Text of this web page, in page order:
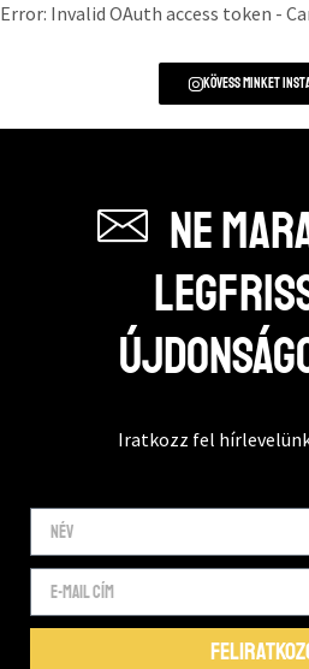
Error: Invalid OAuth access token -
Kövess minket
Ne
Iratkozz fel